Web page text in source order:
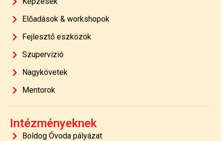
Előadások & workshopok
Fejlesztő eszközök
Szupervízió
Nagykövetek
Mentorok
Intézményeknek
Boldog Óvoda pályázat